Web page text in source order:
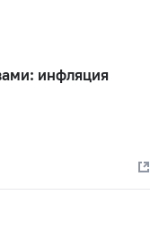
инфляция